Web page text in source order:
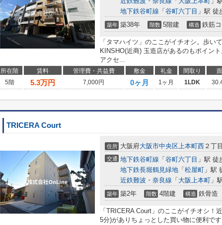
地下鉄谷町線 「 谷町六丁目 」駅 徒
築年 築38年 階数 5階建 構造 鉄筋
「タマハイツ」のここがイチオシ。歩い
KINSHO(近商) 玉造店があるのもポイン
アクセ...
所在階 賃料 管理費・共益費 敷金 礼金 間取り
5階
5.3万円 7,000円 0ヶ月 1ヶ月 1LDK
TRICERA Court
住所 大阪府大阪市中央区上本町西 ２丁目
交通 地下鉄谷町線 「 谷町六丁目 」駅 徒
地下鉄長堀鶴見緑地 「 松屋町 」駅
近鉄難波・奈良線 「 大阪上本町 」
築年 築2年 階数 4階建 構造 鉄骨造
「TRICERA Court」のここがイチオシ！
5分)がありちょっとした買い物に便利で